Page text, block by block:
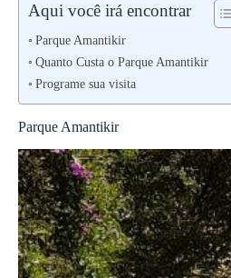
Aqui você irá encontrar
Parque Amantikir
Quanto Custa o Parque Amantikir
Programe sua visita
Parque Amantikir